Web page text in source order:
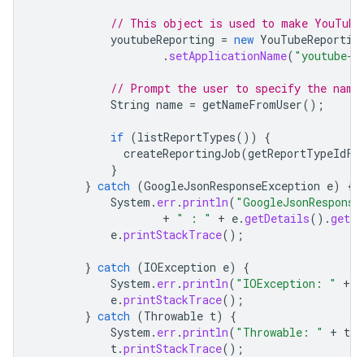
// This object is used to make
youtubeReporting = new
. setApplicationName( "youtube-
// Prompt the user to specify the
String name = getNameFromUser();
if (listReportTypes())
{
createReportingJob(
}
} catch (GoogleJsonResponseException e)
{
System . err .println(
+ " : " + e.getDetails().
e.printStackTrace();
} catch (IOException e)
{
System . err .println( "IOException: " +
e.printStackTrace();
} catch (Throwable t)
{
System . err .println( "Throwable: " + t
t.printStackTrace();